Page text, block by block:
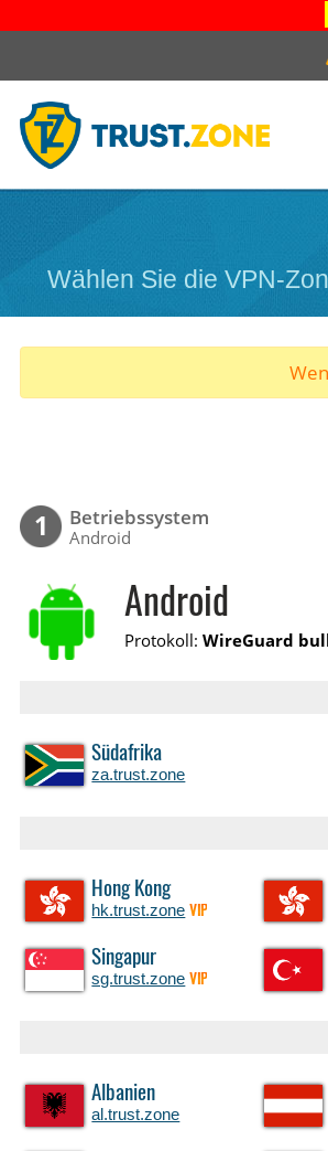
Wählen Sie die VPN-
1 Betriebssystem
Android
Android
Protokoll: WireGuard
Südafrika
za.trust.zone
Hong Kong
hk.trust.zone VIP
Singapur
sg.trust.zone VIP
Albanien
al.trust.zone